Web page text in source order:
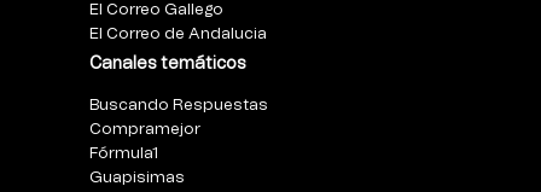
El Correo Gallego
El Correo de Andalucia
Canales temáticos
Buscando Respuestas
Compramejor
Fórmula1
Guapisimas